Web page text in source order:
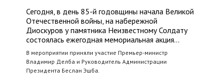
Сегодня, в день 85-й годовщины начала Великой
Отечественной войны, на набережной
Диоскуров у памятника Неизвестному Солдату
состоялась ежегодная мемориальная акция…
В мероприятии приняли участие Премьер-министр
Владимир Делба и Руководитель Администрации
Президента Беслан Эшба.